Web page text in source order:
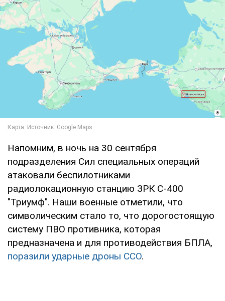
Напомним, в ночь на 30 сентября
подразделения Сил специальных операций
атаковали беспилотниками
радиолокационную станцию ЗРК С-400
"Триумф". Наши военные отметили, что
символическим стало то, что дорогостоящую
систему ПВО противника, которая
предназначена и для противодействия БПЛА,
поразили ударные дроны ССО.